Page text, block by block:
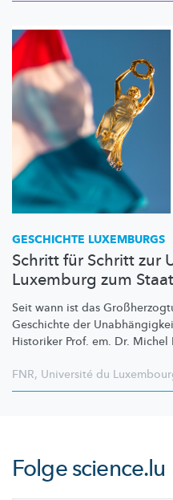
GESCHICHTE LUXEMBURGS
Schritt für Schritt zur
Luxemburg zum
Seit wann ist das
Geschichte der
Historiker Prof. em. Dr. Michel
FNR, Université du
Folgescience.lu